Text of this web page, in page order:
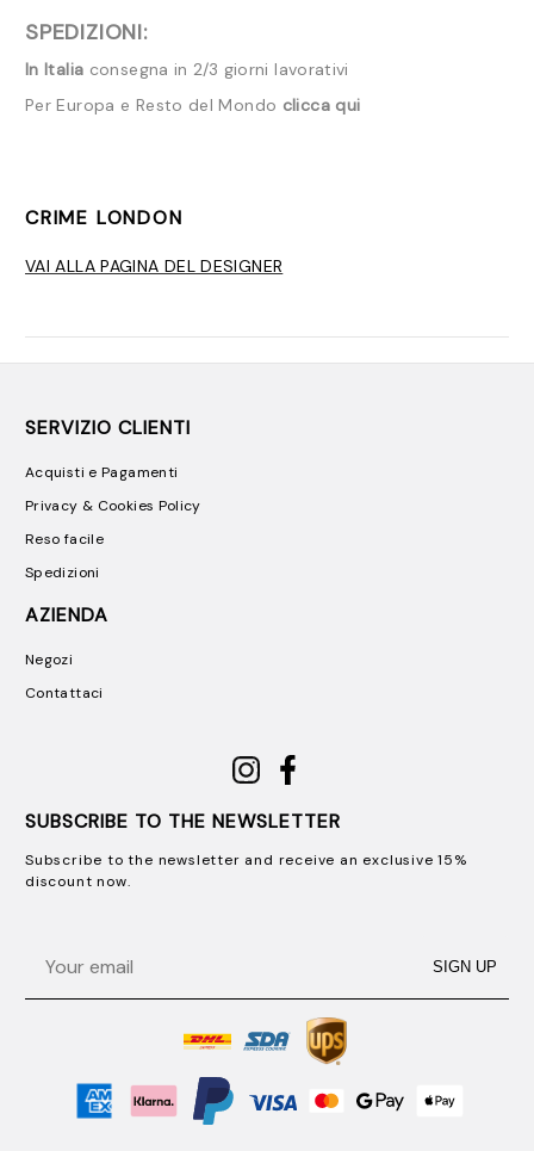
SPEDIZIONI:
In Italia consegna in 2/3 giorni lavorativi
Per Europa e Resto del Mondo clicca qui
CRIME LONDON
VAI ALLA PAGINA DEL DESIGNER
SERVIZIO CLIENTI
Acquisti e Pagamenti
Privacy & Cookies Policy
Reso facile
Spedizioni
AZIENDA
Negozi
Contattaci
SUBSCRIBE TO THE NEWSLETTER
Subscribe to the newsletter and receive an exclusive 15%
discount now.
SIGN UP